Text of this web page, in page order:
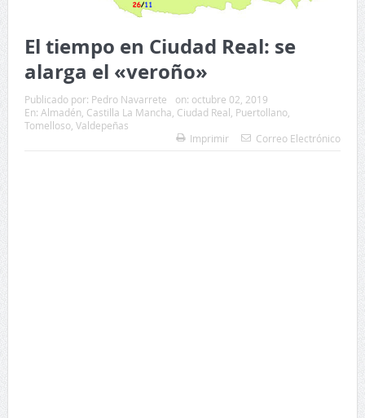
El tiempo en Ciudad Real: se
alarga el «veroño»
Publicado por: Pedro Navarrete on: octubre 02, 2019
En: Almadén Castilla La Mancha Ciudad Real Puertollano,
Tomelloso, Valdepeñas
Imprimir
Correo Electrónico